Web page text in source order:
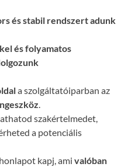
és stabil rendszert adunk
és folyamatos
a szolgáltatóiparban az
.
szakértelmedet,
a potenciális
kapj, ami valóban